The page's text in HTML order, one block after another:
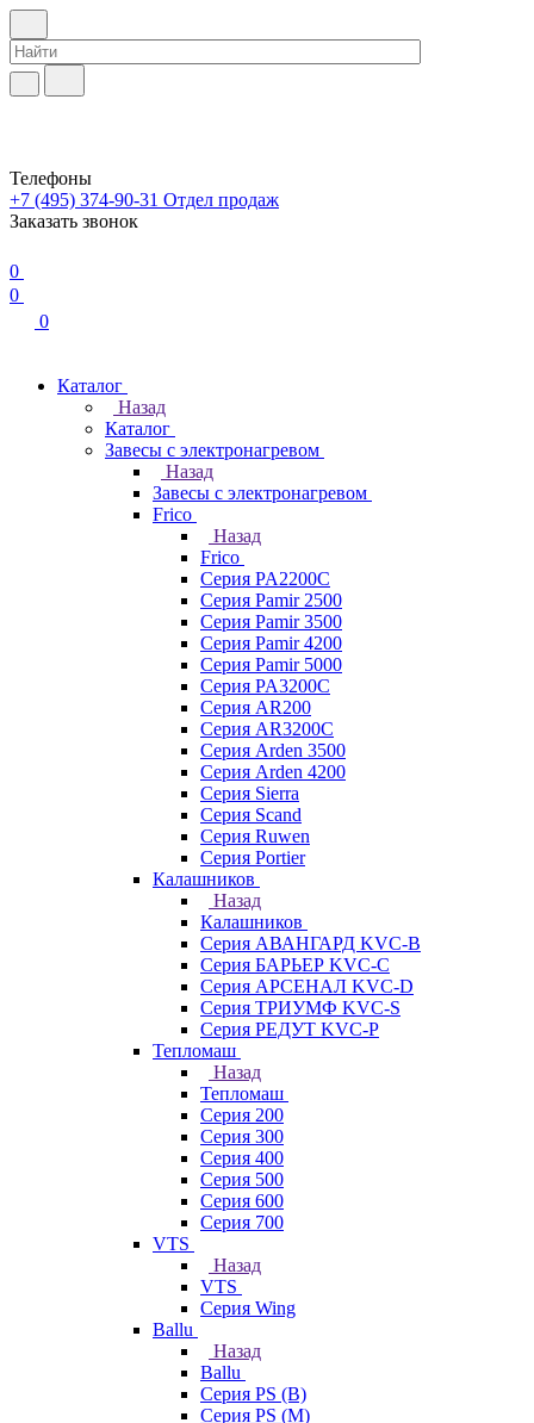
Телефоны
+7 (495) 374-90-31 Отдел продаж
Заказать звонок
0
0
0
Каталог
Назад
Каталог
Завесы с электронагревом
Назад
Завесы с электронагревом
Frico
Назад
Frico
Серия PA2200C
Серия Pamir 2500
Серия Pamir 3500
Серия Pamir 4200
Серия Pamir 5000
Серия PA3200C
Серия AR200
Серия AR3200C
Серия Arden 3500
Серия Arden 4200
Серия Sierra
Серия Scand
Серия Ruwen
Серия Portier
Калашников
Назад
Калашников
Серия АВАНГАРД KVC-B
Серия БАРЬЕР KVC-C
Серия АРСЕНАЛ KVC-D
Серия ТРИУМФ KVC-S
Серия РЕДУТ KVC-P
Тепломаш
Назад
Тепломаш
Серия 200
Серия 300
Серия 400
Серия 500
Серия 600
Серия 700
VTS
Назад
VTS
Серия Wing
Ballu
Назад
Ballu
Серия PS (B)
Серия PS (M)